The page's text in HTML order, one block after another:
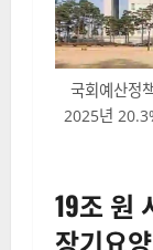
국회예산정
2025년
19조 원
장기요